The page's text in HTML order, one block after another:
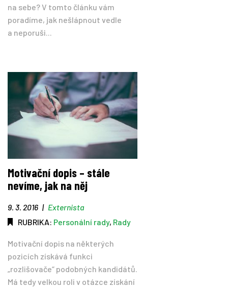
na sebe? V tomto článku vám
poradíme, jak nešlápnout vedle
a neporuši...
Motivační dopis – stále
nevíme, jak na něj
9. 3. 2016 | Externista
RUBRIKA: Personální rady, Rady
Motivační dopis na některých
pozicích získává funkci
„rozlišovače“ podobných kandidátů.
Má tedy velkou roli v otázce získání